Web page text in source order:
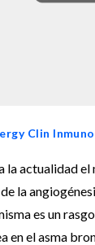
Clin
la actualidad el
la
es un
en el asma